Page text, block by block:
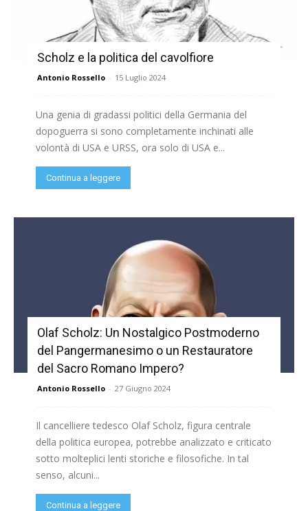
Scholz e la politica del cavolfiore
Antonio Rossello - 15 Luglio 2024
Una genia di gradassi politici della Germania del
dopoguerra si sono completamente inchinati alle
volontà di USA e URSS, ora solo di USA e...
Continua a leggere
Olaf Scholz: Un Nostalgico Postmoderno
del Pangermanesimo o un Restauratore
del Sacro Romano Impero?
Antonio Rossello - 27 Giugno 2024
Il cancelliere tedesco Olaf Scholz, figura centrale
della politica europea, potrebbe analizzato e criticato
sotto molteplici lenti storiche e filosofiche. In tal
senso, alcuni...
Continua a leggere